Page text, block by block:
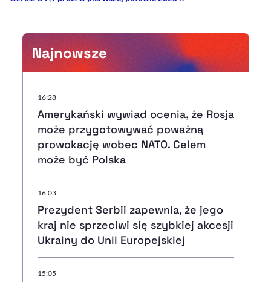
Najnowsze
16:28
Amerykański wywiad ocenia, że Rosja
może przygotowywać poważną
prowokację wobec NATO. Celem
może być Polska
16:03
Prezydent Serbii zapewnia, że jego
kraj nie sprzeciwi się szybkiej akcesji
Ukrainy do Unii Europejskiej
15:05